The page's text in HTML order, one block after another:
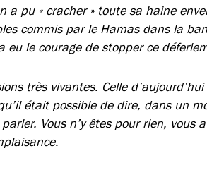
a pu « cracher » toute sa haine
commis par le Hamas dans la
eu le courage de stopper ce
très vivantes. Celle
était possible de dire, dans un
Vous n’y êtes pour rien, vous